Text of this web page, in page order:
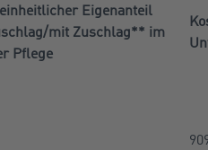
Eigenanteil
mit Zuschlag** im
Pflege